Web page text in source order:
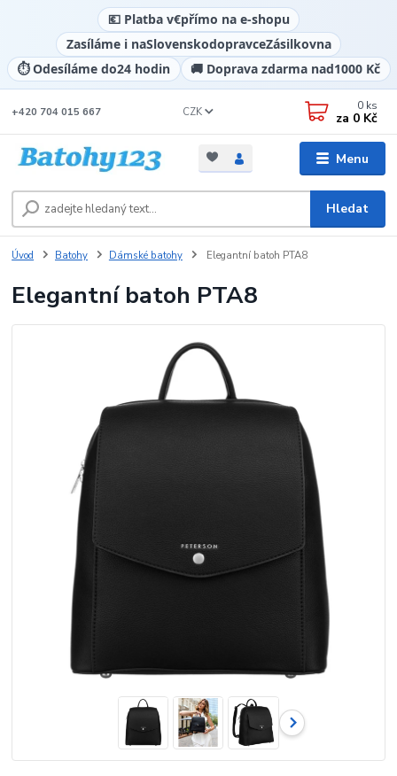
💶 Platba v€přímo na e-shopu
Zasíláme i naSlovenskodopravceZásilkovna
⏱️ Odesíláme do24 hodin 🚚 Doprava zdarma nad1000 Kč
Menu
CZK
Hledat
+420 704 015 667 0 ks
za 0 Kč
Úvod Batohy Dámské batohy Elegantní batoh PTA8
Elegantní batoh PTA8